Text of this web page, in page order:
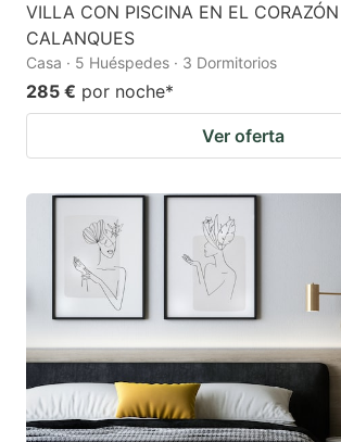
VILLA CON PISCINA EN EL
CALANQUES
Casa · 5 Huéspedes · 3 Dormitorios
285 € por noche*
Ver oferta